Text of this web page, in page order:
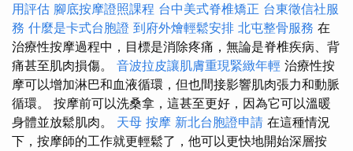
用評估 腳底按摩證照課程 台中美式脊椎矯正 台東徵信社服
務 什麼是卡式台胞證 到府外燴輕鬆安排 北屯整骨服務 在
治療性按摩過程中，目標是消除疼痛，無論是脊椎疾病、背
痛甚至肌肉損傷。 音波拉皮讓肌膚重現緊緻年輕 治療性按
摩可以增加淋巴和血液循環，但也間接影響肌肉張力和動脈
循環。 按摩前可以洗桑拿，這甚至更好，因為它可以溫暖
身體並放鬆肌肉。 天母 按摩 新北台胞證申請 在這種情況
下，按摩師的工作就更輕鬆了，他可以更快地開始深層按